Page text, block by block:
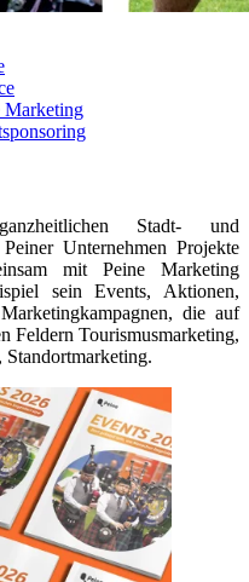
Marketing
Stadt- und
Unternehmen Projekte
mit Peine Marketing
sein Events, Aktionen,
die auf
Feldern Tourismusmarketing,
Standortmarketing.